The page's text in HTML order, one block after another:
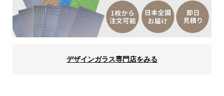
デザインガラス専門店をみる